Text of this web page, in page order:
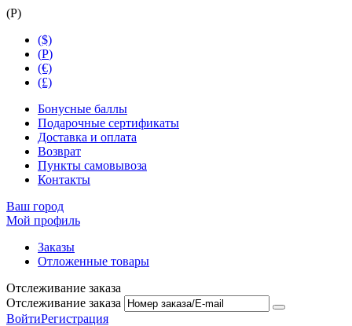
(Р)
($)
(Р)
(€)
(£)
Бонусные баллы
Подарочные сертификаты
Доставка и оплата
Возврат
Пункты самовывоза
Контакты
Ваш город
Мой профиль
Заказы
Отложенные товары
Отслеживание заказа
Отслеживание заказа
ВойтиРегистрация